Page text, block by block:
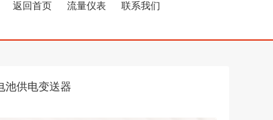
返回首页 流量仪表 联系我们
池供电变送器